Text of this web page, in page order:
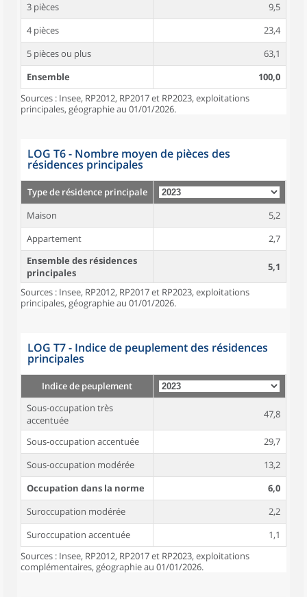
3 pièces
9,5
4 pièces
23,4
5 pièces ou plus
63,1
Ensemble
100,0
Sources : Insee, RP2012, RP2017 et RP2023, exploitations
principales, géographie au 01/01/2026.
LOG T6 - Nombre moyen de pièces des
résidences principales
Type de résidence principale
Maison
5,2
Appartement
2,7
Ensemble des résidences
principales
5,1
Sources : Insee, RP2012, RP2017 et RP2023, exploitations
principales, géographie au 01/01/2026.
LOG T7 - Indice de peuplement des résidences
principales
Indice de peuplement
Sous-occupation très
accentuée
47,8
Sous-occupation accentuée
29,7
Sous-occupation modérée
13,2
Occupation dans la norme
6,0
Suroccupation modérée
2,2
Suroccupation accentuée
1,1
Sources : Insee, RP2012, RP2017 et RP2023, exploitations
complémentaires, géographie au 01/01/2026.